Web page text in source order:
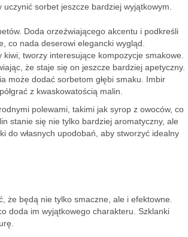
sorbet jeszcze bardziej wyjątkowym.
Doda orzeźwiającego akcentu i podkreśli
co nada deserowi elegancki wygląd.
tworzy interesujące kompozycje smakowe.
że staje się on jeszcze bardziej apetyczny.
może dodać sorbetom głębi smaku. Imbir
z kwaskowatością malin.
polewami, takimi jak syrop z owoców, co
stanie się nie tylko bardziej aromatyczny, ale
do własnych upodobań, aby stworzyć idealny
że będą nie tylko smaczne, ale i efektowne.
doda im wyjątkowego charakteru. Szklanki